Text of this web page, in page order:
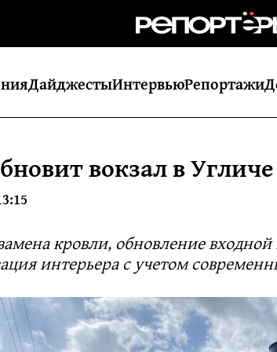
ДайджестыИнтервьюРепортажи
вокзал в Угличе
кровли, обновление
интерьера с учетом